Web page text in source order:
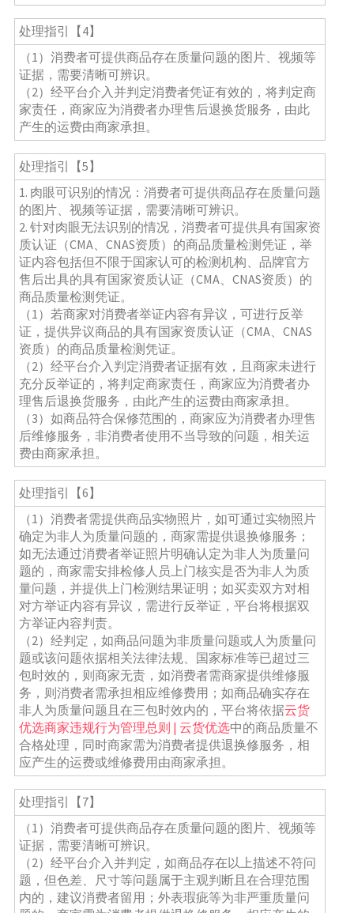
处理指引【4】
（1）消费者可提供商品存在质量问题的图片、视频等
证据，需要清晰可辨识。
（2）经平台介入并判定消费者凭证有效的，将判定商
家责任，商家应为消费者办理售后退换货服务，由此
产生的运费由商家承担。
处理指引【5】
1. 肉眼可识别的情况：消费者可提供商品存在质量问题
的图片、视频等证据，需要清晰可辨识。
2. 针对肉眼无法识别的情况，消费者可提供具有国家资
质认证（CMA、CNAS资质）的商品质量检测凭证，举
证内容包括但不限于国家认可的检测机构、品牌官方
售后出具的具有国家资质认证（CMA、CNAS资质）的
商品质量检测凭证。
（1）若商家对消费者举证内容有异议，可进行反举
证，提供异议商品的具有国家资质认证（CMA、CNAS
资质）的商品质量检测凭证。
（2）经平台介入判定消费者证据有效，且商家未进行
充分反举证的，将判定商家责任，商家应为消费者办
理售后退换货服务，由此产生的运费由商家承担。
（3）如商品符合保修范围的，商家应为消费者办理售
后维修服务，非消费者使用不当导致的问题，相关运
费由商家承担。
处理指引【6】
（1）消费者需提供商品实物照片，如可通过实物照片
确定为非人为质量问题的，商家需提供退换修服务；
如无法通过消费者举证照片明确认定为非人为质量问
题的，商家需安排检修人员上门核实是否为非人为质
量问题，并提供上门检测结果证明；如买卖双方对相
对方举证内容有异议，需进行反举证，平台将根据双
方举证内容判责。
（2）经判定，如商品问题为非质量问题或人为质量问
题或该问题依据相关法律法规、国家标准等已超过三
包时效的，则商家无责，如消费者需商家提供维修服
务，则消费者需承担相应维修费用；如商品确实存在
非人为质量问题且在三包时效内的，平台将依据云货
优选商家违规行为管理总则 | 云货优选中的商品质量不
合格处理，同时商家需为消费者提供退换修服务，相
应产生的运费或维修费用由商家承担。
处理指引【7】
（1）消费者可提供商品存在质量问题的图片、视频等
证据，需要清晰可辨识。
（2）经平台介入并判定，如商品存在以上描述不符问
题，但色差、尺寸等问题属于主观判断且在合理范围
内的，建议消费者留用；外表瑕疵等为非严重质量问